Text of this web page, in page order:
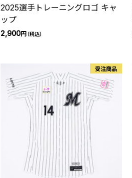
2025選手トレーニングロゴ キャ
ップ
2,900円（税込）
受注商品